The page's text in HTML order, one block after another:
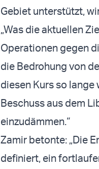
Gebiet unterstützt,
„Was die aktuellen
Operationen gegen
die Bedrohung von
diesen Kurs so
Beschuss aus dem
einzudämmen.“
Zamir betonte: „Die
definiert, ein